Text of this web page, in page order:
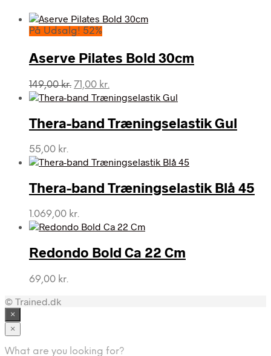
På Udsalg! 52%
Aserve Pilates Bold 30cm
149,00kr. Den
oprindelige
var:
149,00 kr..
71,00 kr.
aktuelle
er:
71,00 kr..
Thera-band Træningselastik Gul
55,00 kr.
Thera-band Træningselastik Blå 45
1.069,00 kr.
Redondo Bold Ca 22 Cm
69,00 kr.
© Trained.dk
×
×
What are you looking for?